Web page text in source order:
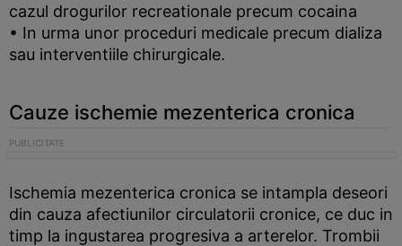
cazul drogurilor recreationale precum cocaina
• In urma unor proceduri medicale precum dializa
sau interventiile chirurgicale.
Cauze ischemie mezenterica cronica
Ischemia mezenterica cronica se intampla deseori
din cauza afectiunilor circulatorii cronice, ce duc in
timp la ingustarea progresiva a arterelor. Trombii